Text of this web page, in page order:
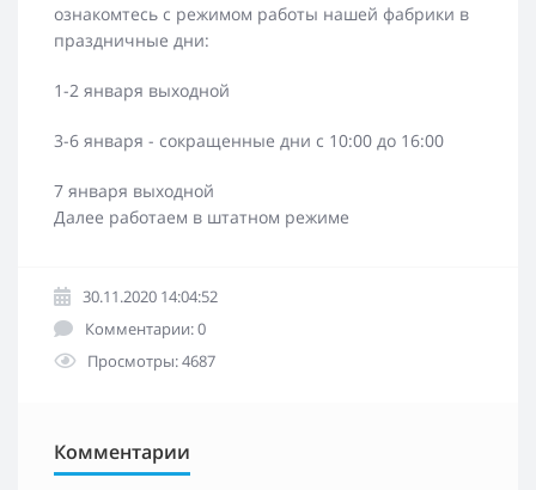
ознакомтесь с режимом работы нашей фабрики в
праздничные дни:
1-2 января выходной
3-6 января - сокращенные дни с 10:00 до 16:00
7 января выходной
Далее работаем в штатном режиме
30.11.2020 14:04:52
Комментарии: 0
Просмотры: 4687
Комментарии